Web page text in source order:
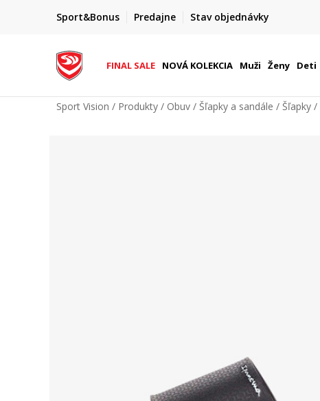
Sport&Bonus Predajne Stav objednávky
FINAL SALE AŽ -60 %
+ extra zľava 10 % len do 9. 8.
FINAL SALE NOVÁ KOLEKCIA Muži Ženy Deti
Sport Vision Produkty Obuv Šľapky a sandále Šľapky